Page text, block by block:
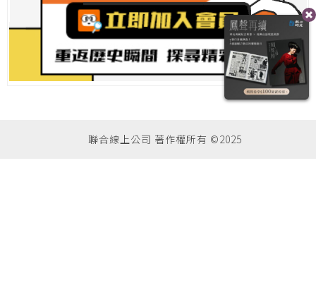
聯合線上公司 著作權所有 ©2025